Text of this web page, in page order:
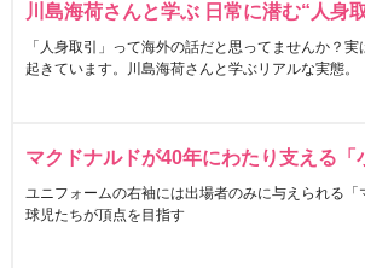
川島海荷さんと学ぶ 日常に潜む“人身
「人身取引」って海外の話だと思ってませんか？
起きています。川島海荷さんと学ぶリアルな実態。
マクドナルドが40年にわたり支える「
ユニフォームの右袖には出場者のみに与えられる
球児たちが頂点を目指す